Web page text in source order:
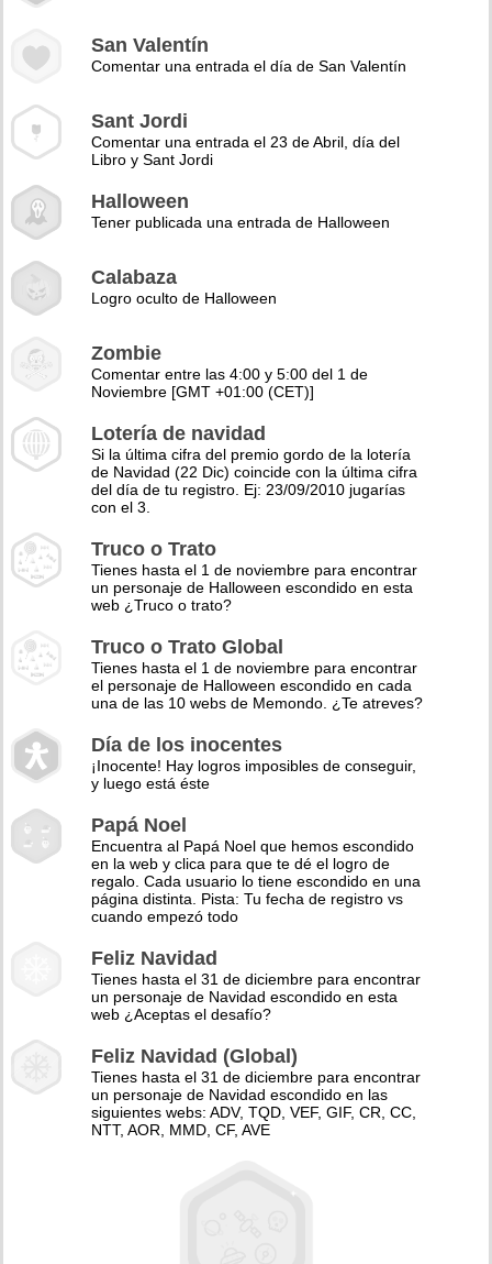
San Valentín
Comentar una entrada el día de San Valentín
Sant Jordi
Comentar una entrada el 23 de Abril, día del
Libro y Sant Jordi
Halloween
Tener publicada una entrada de Halloween
Calabaza
Logro oculto de Halloween
Zombie
Comentar entre las 4:00 y 5:00 del 1 de
Noviembre [GMT +01:00 (CET)]
Lotería de navidad
Si la última cifra del premio gordo de la lotería
de Navidad (22 Dic) coincide con la última cifra
del día de tu registro. Ej: 23/09/2010 jugarías
con el 3.
Truco o Trato
Tienes hasta el 1 de noviembre para encontrar
un personaje de Halloween escondido en esta
web ¿Truco o trato?
Truco o Trato Global
Tienes hasta el 1 de noviembre para encontrar
el personaje de Halloween escondido en cada
una de las 10 webs de Memondo. ¿Te atreves?
Día de los inocentes
¡Inocente! Hay logros imposibles de conseguir,
y luego está éste
Papá Noel
Encuentra al Papá Noel que hemos escondido
en la web y clica para que te dé el logro de
regalo. Cada usuario lo tiene escondido en una
página distinta. Pista: Tu fecha de registro vs
cuando empezó todo
Feliz Navidad
Tienes hasta el 31 de diciembre para encontrar
un personaje de Navidad escondido en esta
web ¿Aceptas el desafío?
Feliz Navidad (Global)
Tienes hasta el 31 de diciembre para encontrar
un personaje de Navidad escondido en las
siguientes webs: ADV, TQD, VEF, GIF, CR, CC,
NTT, AOR, MMD, CF, AVE